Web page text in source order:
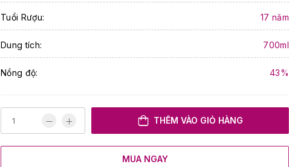
Tuổi Rượu: 17 năm
Dung tích: 700ml
Nồng độ: 43%
THÊM VÀO GIỎ HÀNG
MUA NGAY